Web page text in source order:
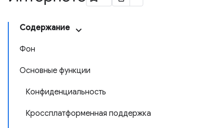
Содержание
Фон
Основные функции
Конфиденциальность
Кроссплатформенная поддержка